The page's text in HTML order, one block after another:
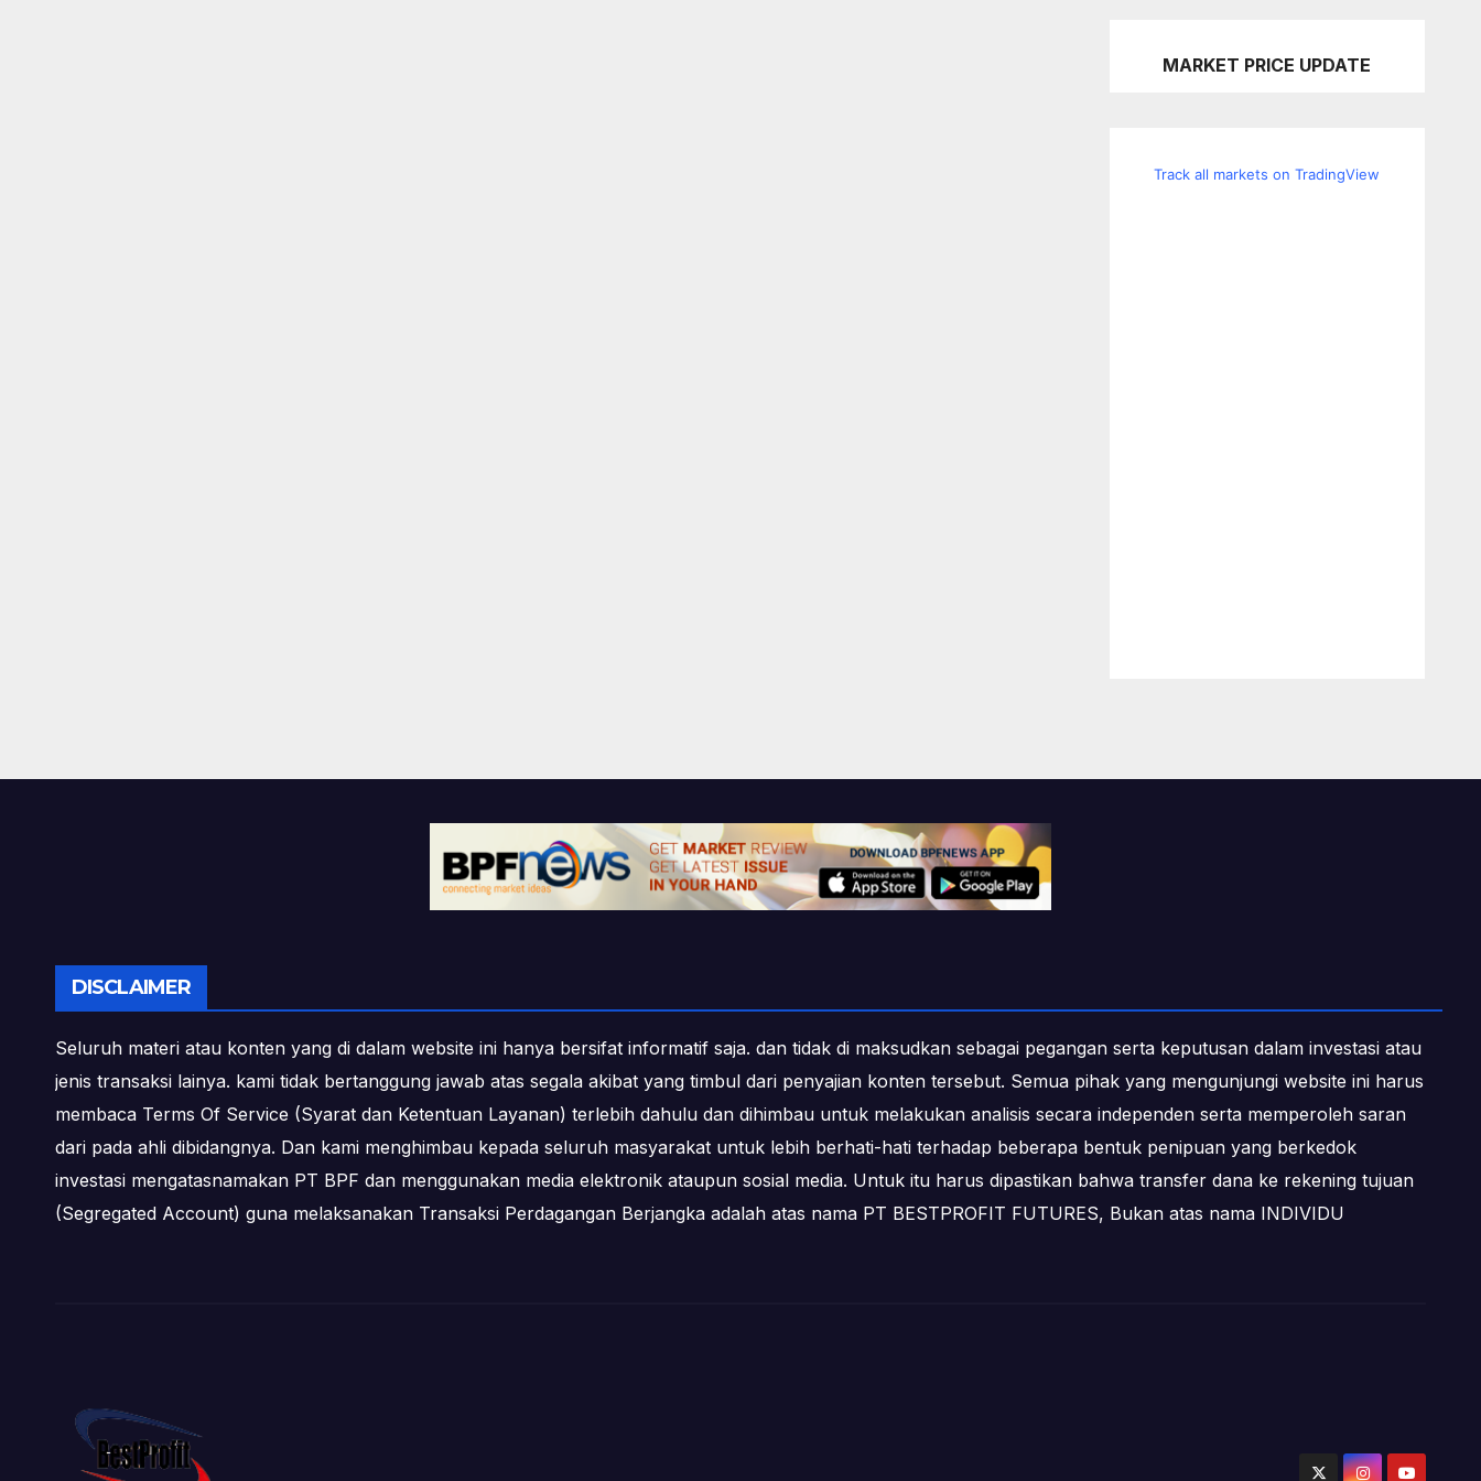
MARKET PRICE UPDATE
Track all markets on TradingView
DISCLAIMER
Seluruh materi atau konten yang di dalam website ini hanya bersifat informatif saja. dan tidak di maksudkan sebagai pegangan serta keputusan dalam investasi atau
jenis transaksi lainya. kami tidak bertanggung jawab atas segala akibat yang timbul dari penyajian konten tersebut. Semua pihak yang mengunjungi website ini harus
membaca Terms Of Service (Syarat dan Ketentuan Layanan) terlebih dahulu dan dihimbau untuk melakukan analisis secara independen serta memperoleh saran
dari pada ahli dibidangnya. Dan kami menghimbau kepada seluruh masyarakat untuk lebih berhati-hati terhadap beberapa bentuk penipuan yang berkedok
investasi mengatasnamakan PT BPF dan menggunakan media elektronik ataupun sosial media. Untuk itu harus dipastikan bahwa transfer dana ke rekening tujuan
(Segregated Account) guna melaksanakan Transaksi Perdagangan Berjangka adalah atas nama PT BESTPROFIT FUTURES, Bukan atas nama INDIVIDU